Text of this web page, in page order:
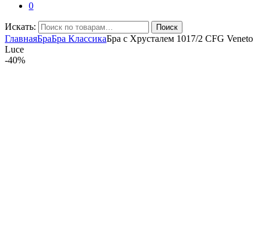
0
Искать: Поиск
ГлавнаяБраБра КлассикаБра с Хрусталем 1017/2 CFG Veneto
Luce
-40%